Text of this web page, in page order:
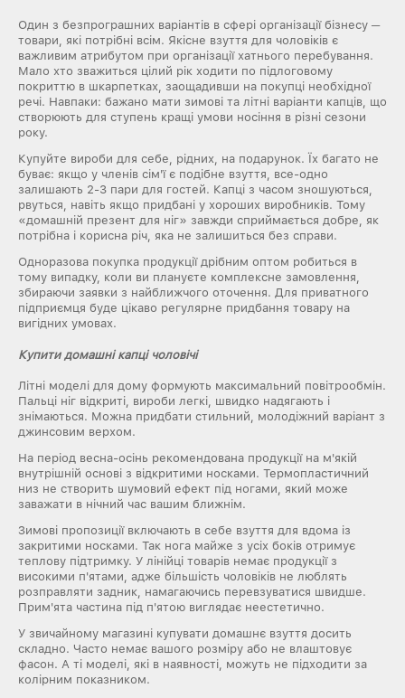
Один з безпрограшних варіантів в сфері організації бізнесу ─
товари, які потрібні всім. Якісне взуття для чоловіків є
важливим атрибутом при організації хатнього перебування.
Мало хто зважиться цілий рік ходити по підлоговому
покриттю в шкарпетках, заощадивши на покупці необхідної
речі. Навпаки: бажано мати зимові та літні варіанти капців, що
створюють для ступень кращі умови носіння в різні сезони
року.
Купуйте вироби для себе, рідних, на подарунок. Їх багато не
буває: якщо у членів сім'ї є подібне взуття, все-одно
залишають 2-3 пари для гостей. Капці з часом зношуються,
рвуться, навіть якщо придбані у хороших виробників. Тому
«домашній презент для ніг» завжди сприймається добре, як
потрібна і корисна річ, яка не залишиться без справи.
Одноразова покупка продукції дрібним оптом робиться в
тому випадку, коли ви плануєте комплексне замовлення,
збираючи заявки з найближчого оточення. Для приватного
підприємця буде цікаво регулярне придбання товару на
вигідних умовах.
Купити домашні капці чоловічі
Літні моделі для дому формують максимальний повітрообмін.
Пальці ніг відкриті, вироби легкі, швидко надягають і
знімаються. Можна придбати стильний, молодіжний варіант з
джинсовим верхом.
На період весна-осінь рекомендована продукції на м'якій
внутрішній основі з відкритими носками. Термопластичний
низ не створить шумовий ефект під ногами, який може
заважати в нічний час вашим ближнім.
Зимові пропозиції включають в себе взуття для вдома із
закритими носками. Так нога майже з усіх боків отримує
теплову підтримку. У лінійці товарів немає продукції з
високими п'ятами, адже більшість чоловіків не люблять
розправляти задник, намагаючись перевзуватися швидше.
Прим'ята частина під п'ятою виглядає неестетично.
У звичайному магазині купувати домашнє взуття досить
складно. Часто немає вашого розміру або не влаштовує
фасон. А ті моделі, які в наявності, можуть не підходити за
колірним показником.